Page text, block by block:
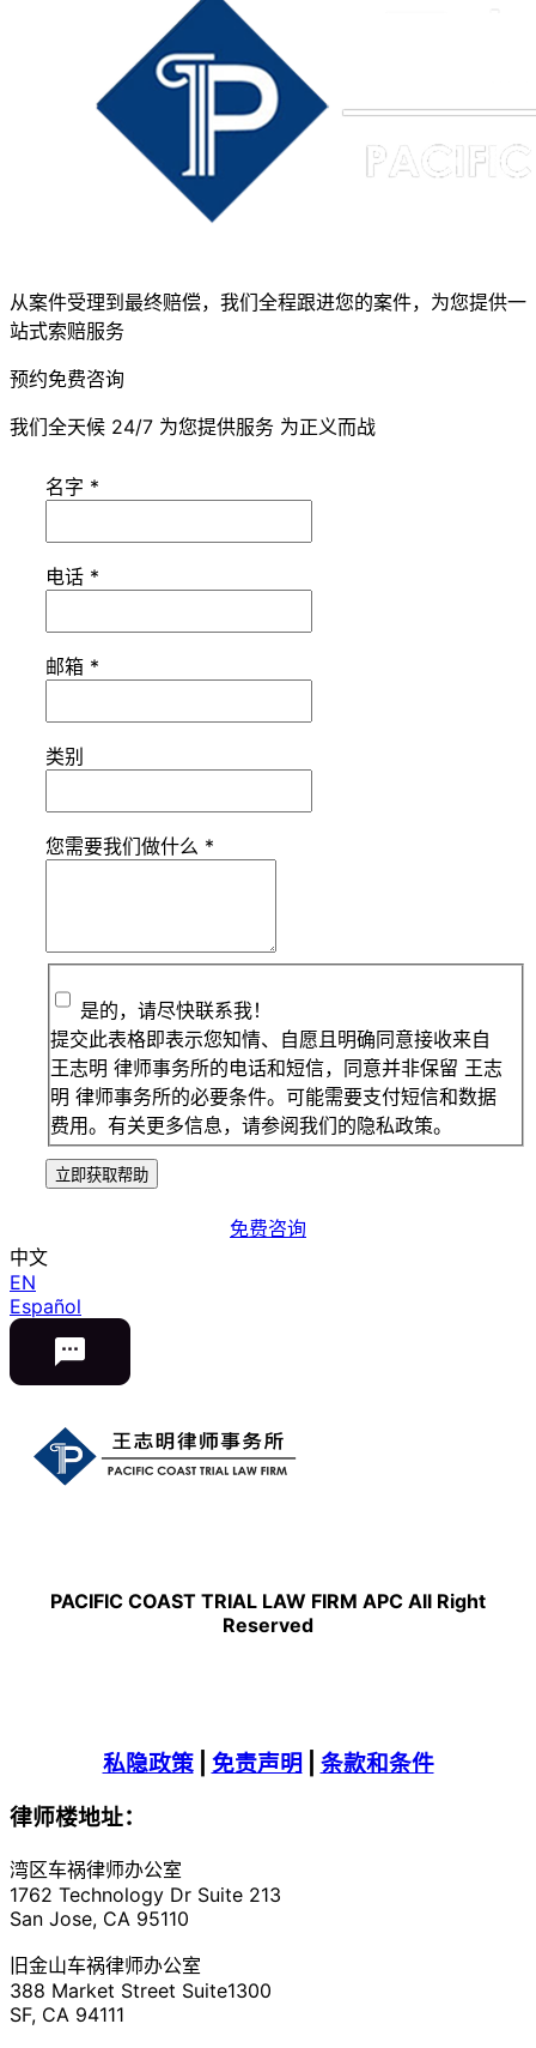
从案件受理到最终赔偿，我们全程跟进您的案件，为您提供一
站式索赔服务
预约免费咨询
我们全天候 24/7 为您提供服务 为正义而战
名字 *
电话 *
邮箱 *
类别
您需要我们做什么 *
是的，请尽快联系我！
提交此表格即表示您知情、自愿且明确同意接收来自
王志明 律师事务所的电话和短信，同意并非保留 王志
明 律师事务所的必要条件。可能需要支付短信和数据
费用。有关更多信息，请参阅我们的隐私政策。
立即获取帮助
免费咨询
中文
EN
Español
PACIFIC COAST TRIAL LAW FIRM APC All Right
Reserved
私隐政策| 免责声明
条款和条件
律师楼地址：
湾区车祸律师办公室
1762 Technology Dr Suite 213
San Jose, CA 95110
旧金山车祸律师办公室
388 Market Street Suite1300
SF, CA 94111